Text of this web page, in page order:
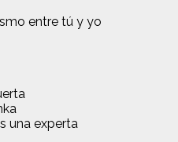
entre tú y yo
una experta